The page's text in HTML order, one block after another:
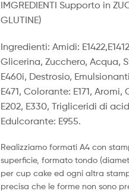
IMGREDIENTI Supporto in
GLUTINE)
Ingredienti: Amidi:
Glicerina, Zucchero, Acqua,
E460i, Destrosio,
E471, Colorante: E171, Aromi,
E202, E330, Trigliceridi di
Edulcorante: E955.
Realizziamo formati A4 con
superficie, formato tondo
per cup cake ed ogni altra
precisa che le forme non sono